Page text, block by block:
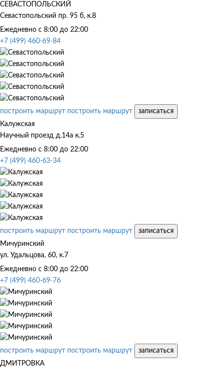
СЕВАСТОПОЛЬСКИЙ
Севастопольский пр. 95 б, к.8
Ежедневно с 8:00 до 22:00
+7 (499) 460-69-84
построить маршрут построить маршрут
записаться
Калужская
Научный проезд д.14а к.5
Ежедневно с 8:00 до 22:00
+7 (499) 460-63-34
построить маршрут построить маршрут
записаться
Мичуринский
ул. Удальцова, 60, к.7
Ежедневно с 8:00 до 22:00
+7 (499) 460-69-76
построить маршрут построить маршрут
записаться
ДМИТРОВКА